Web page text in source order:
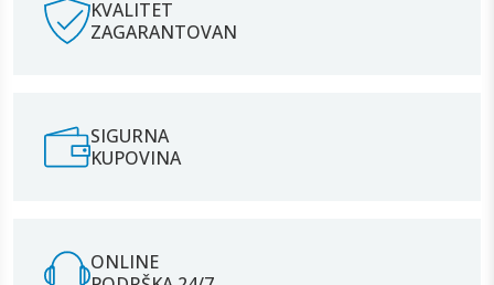
KVALITET
ZAGARANTOVAN
SIGURNA
KUPOVINA
ONLINE